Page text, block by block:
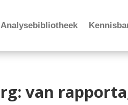
Analysebibliotheek
van